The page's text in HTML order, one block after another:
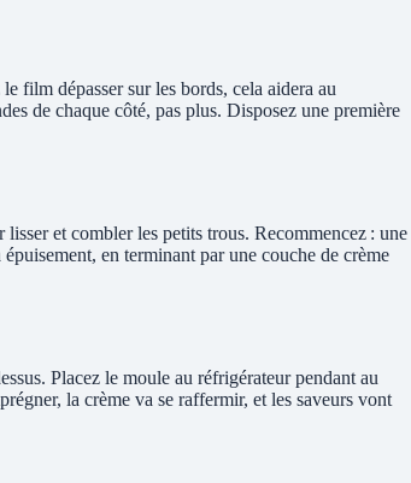
film dépasser sur les bords, cela aidera au
de chaque côté, pas plus. Disposez une première
et combler les petits trous. Recommencez : une
en terminant par une couche de crème
Placez le moule au réfrigérateur pendant au
la crème va se raffermir, et les saveurs vont